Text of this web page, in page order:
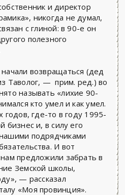
и директор
никогда не думал,
с глиной: в 90-е он
полезного
возвращаться (дед
Таволог, — прим. ред.) во
называть «лихие 90-
кто умел и как умел.
годов, где-то в году 1995-
бизнес и, в силу его
подрядчиками
И вот
предложили забрать в
Земской школы,
— рассказал
«Моя провинция».